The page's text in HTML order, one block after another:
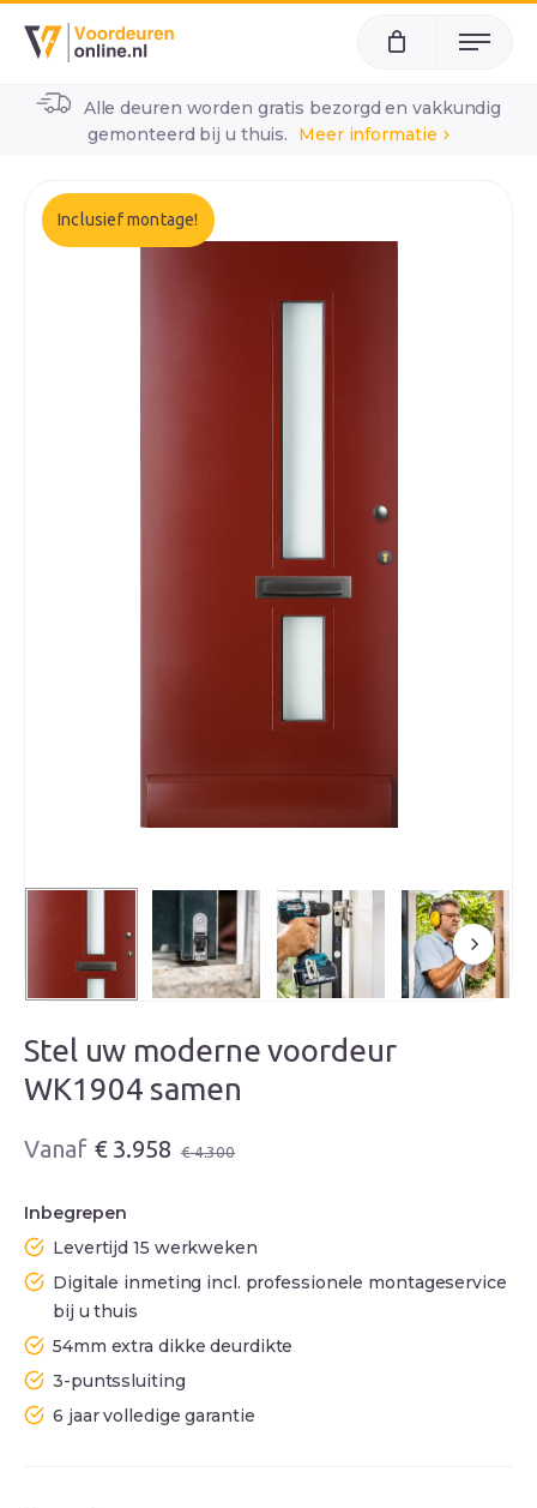
Alle deuren worden gratis bezorgd en vakkundig
gemonteerd bij u thuis.
Meer informatie
Menu
alle voordeuren wk1904
Inclusief montage!
Stel uw moderne voordeur
WK1904 samen
€4.300
Oorspronkelijke
was:
€ 4.300.
€3.958
Huidige
is:
€ 3.958.
Inbegrepen
Levertijd 15 werkweken
Digitale inmeting incl. professionele montageservice
bij u thuis
54mm extra dikke deurdikte
3-puntssluiting
6 jaar volledige garantie